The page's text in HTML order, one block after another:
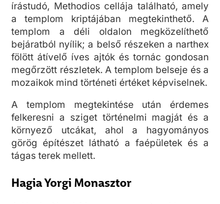
írástudó, Methodios cellája található, amely
a templom kriptájában megtekinthető. A
templom a déli oldalon megközelíthető
bejáratból nyílik; a belső részeken a narthex
fölött átívelő íves ajtók és tornác gondosan
megőrzött részletek. A templom belseje és a
mozaikok mind történeti értéket képviselnek.
A templom megtekintése után érdemes
felkeresni a sziget történelmi magját és a
környező utcákat, ahol a hagyományos
görög építészet látható a faépületek és a
tágas terek mellett.
Hagia Yorgi Monasztor